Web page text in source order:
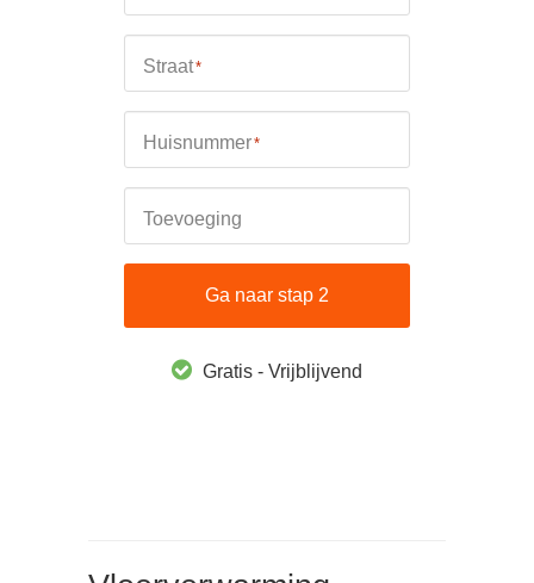
Straat*
Huisnummer*
Toevoeging
Ga naar stap 2
Gratis - Vrijblijvend